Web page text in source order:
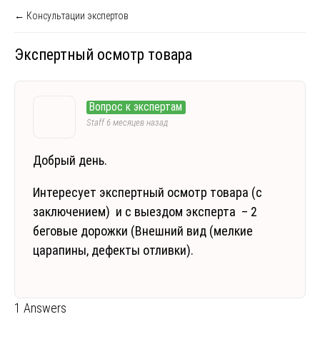
← Консультации экспертов
Экспертный осмотр товара
Вопрос к экспертам
Staff6 месяцев назад
Добрый день.
Интересует экспертный осмотр товара (с
заключением) и с выездом эксперта – 2
беговые дорожки (Внешний вид (мелкие
царапины, дефекты отливки).
1 Answers